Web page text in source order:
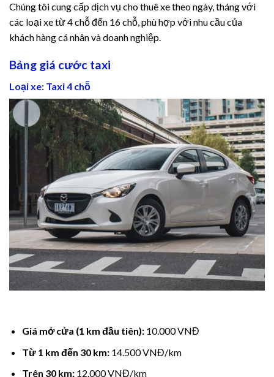
panel
panel
panel
panel
panel
panel
panel
panel
panel
panel
panel
panel
Chúng tôi cung cấp dịch vụ cho thuê xe theo ngày, tháng với
các loại xe từ 4 chỗ đến 16 chỗ, phù hợp với nhu cầu của
khách hàng cá nhân và doanh nghiệp.
Bảng giá cước taxi
Loại xe: Taxi 4 chỗ
Giá mở cửa (1 km đầu tiên):10.000 VNĐ
Từ 1 km đến 30 km:14.500 VNĐ/km
Trên 30 km:12.000 VNĐ/km